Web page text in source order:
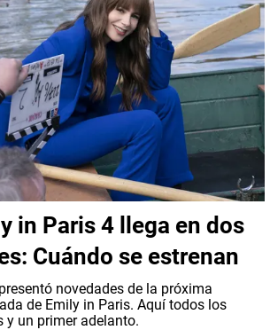
in Paris 4 llega en dos
Cuándo se estrenan
novedades de la próxima
de Emily in Paris. Aquí todos los
y un primer adelanto.